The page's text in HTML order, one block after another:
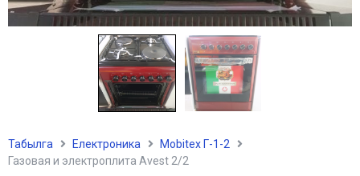
Табылга Електроника
Mobitex Г-1-2
Газовая и электроплита Avest 2/2